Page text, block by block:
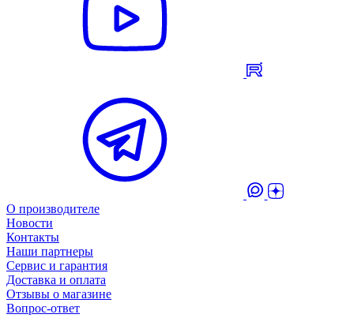
О производителе
Новости
Контакты
Наши партнеры
Сервис и гарантия
Доставка и оплата
Отзывы о магазине
Вопрос-ответ